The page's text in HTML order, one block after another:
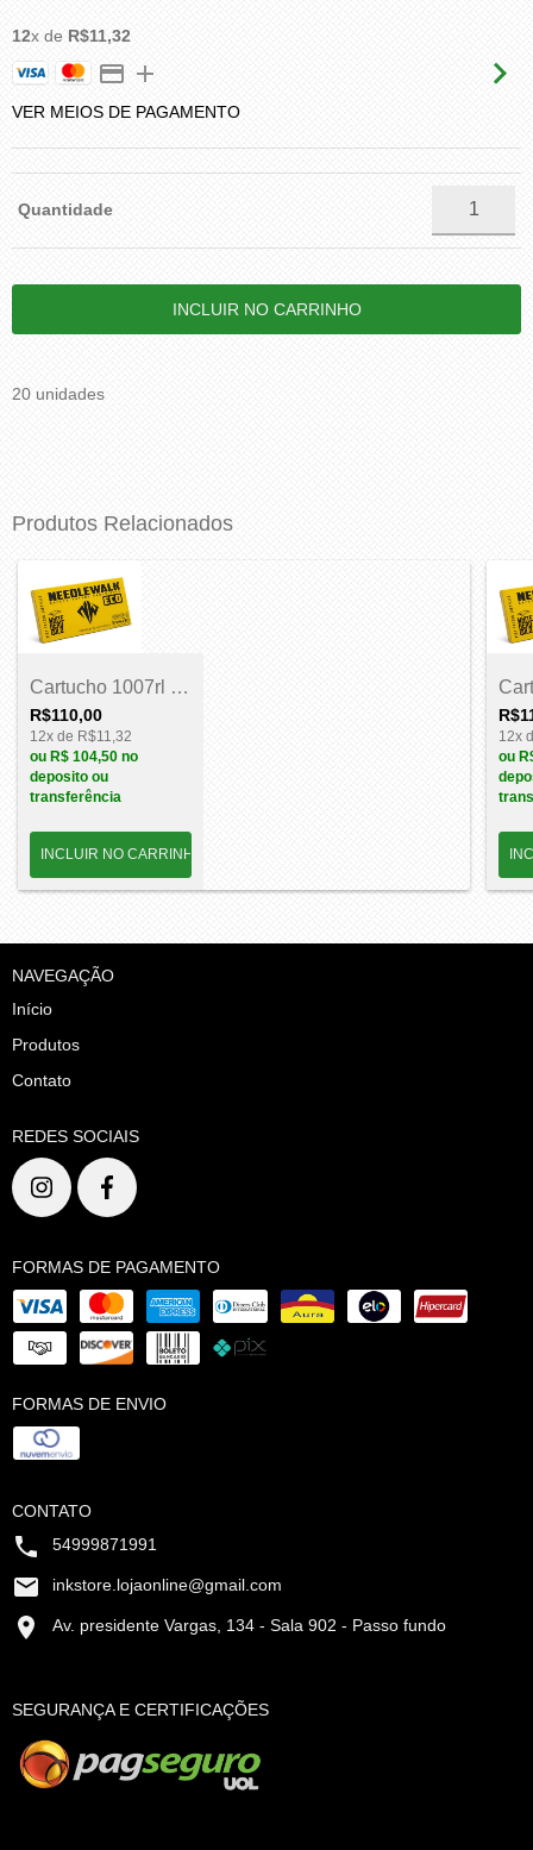
12x de R$11,32
VER MEIOS DE PAGAMENTO
Quantidade
20 unidades
Produtos Relacionados
Cartucho 1007rl - NeedleWalk
R$110,00
12x de R$11,32
ou R$ 104,50 no
deposito ou
transferência
12x
ou
NAVEGAÇÃO
Início
Produtos
Contato
REDES SOCIAIS
FORMAS DE PAGAMENTO
FORMAS DE ENVIO
CONTATO
54999871991
inkstore.lojaonline@gmail.com
Av. presidente Vargas, 134 - Sala 902 - Passo fundo
SEGURANÇA E CERTIFICAÇÕES